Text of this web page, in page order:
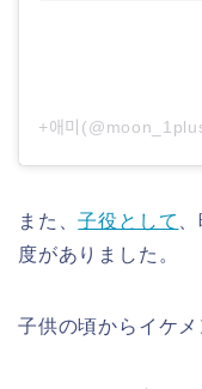
また、子役として
度がありました。
子供の頃からイケメ